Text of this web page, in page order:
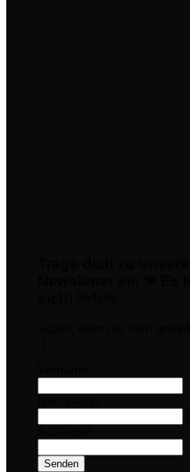
Senden